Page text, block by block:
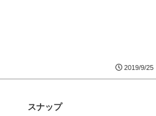
2019/9/25
スナップ